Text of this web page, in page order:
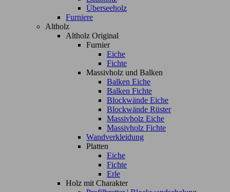
Überseeholz
Furniere
Altholz
Altholz Original
Furnier
Eiche
Fichte
Massivholz und Balken
Balken Eiche
Balken Fichte
Blockwände Eiche
Blockwände Rüster
Massivholz Eiche
Massivholz Fichte
Wandverkleidung
Platten
Eiche
Fichte
Erle
Holz mit Charakter